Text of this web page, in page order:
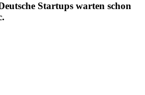
Startups warten schon